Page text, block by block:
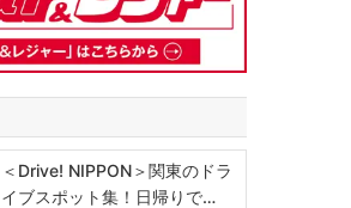
＜Drive! NIPPON＞関東のドラ
イブスポット集！日帰りで…